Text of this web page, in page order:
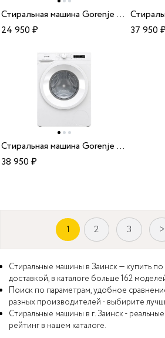
Стиральная машина Gorenje WHP60SF
24 950₽
37 950₽
Стиральная машина Gorenje WNPI82BS
38 950₽
1 2 3 >
Стиральные машины в Заинск — купить
доставкой, в каталоге больше 162
Поиск по параметрам, удобное
разных производителей - выбирите
Стиральные машины в г. Заинск -
рейтинг в нашем каталоге.